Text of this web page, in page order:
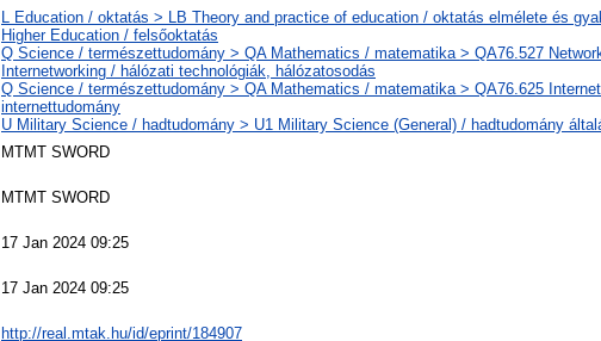
L Education / oktatás > LB Theory and practice of education / oktatás elmélete és
Higher Education / felsőoktatás
Q Science / természettudomány > QA Mathematics / matematika > QA76.527
Internetworking / hálózati technológiák, hálózatosodás
Q Science / természettudomány > QA Mathematics / matematika > QA76.625
internettudomány
U Military Science / hadtudomány > U1 Military Science (General) / hadtudomány
MTMT SWORD
MTMT SWORD
17 Jan 2024 09:25
17 Jan 2024 09:25
http://real.mtak.hu/id/eprint/184907